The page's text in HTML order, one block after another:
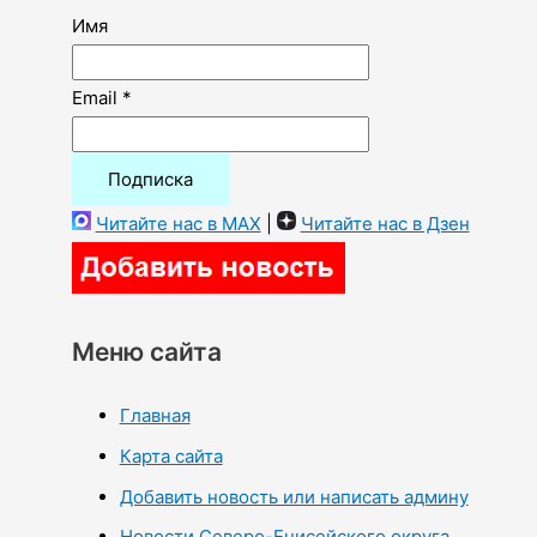
Имя
Email *
Читайте нас в MAX Читайте нас в Дзен
Меню сайта
Главная
Карта сайта
Добавить новость или написать админу